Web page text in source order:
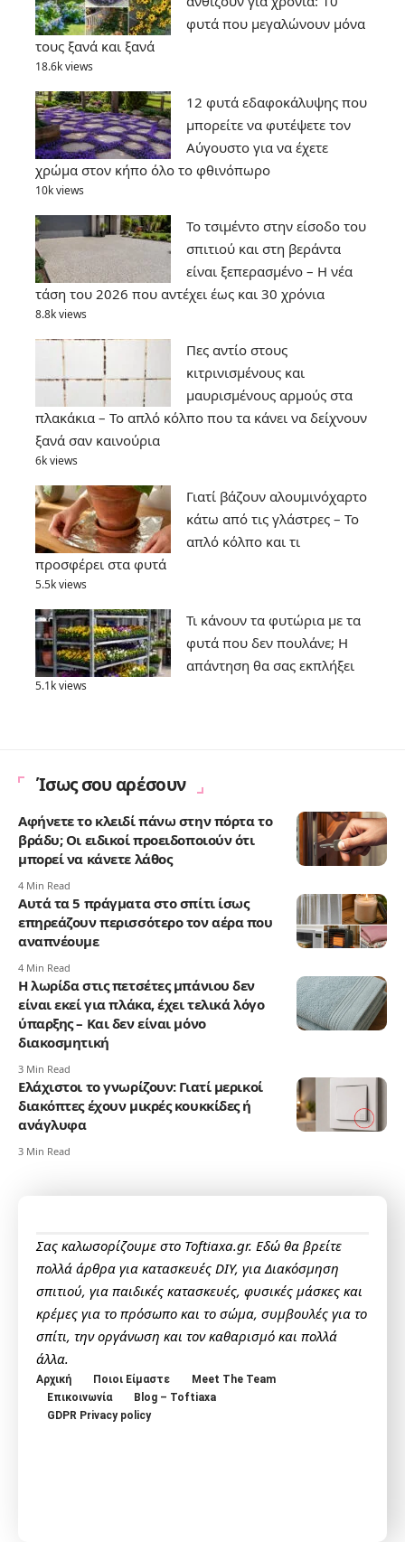
φυτά που μεγαλώνουν μόνα
τους ξανά και ξανά
18.6k views
12 φυτά εδαφοκάλυψης που
μπορείτε να φυτέψετε τον
Αύγουστο για να έχετε
χρώμα στον κήπο όλο το φθινόπωρο
10k views
Το τσιμέντο στην είσοδο του
σπιτιού και στη βεράντα
είναι ξεπερασμένο – Η νέα
τάση του 2026 που αντέχει έως και 30 χρόνια
8.8k views
Πες αντίο στους
κιτρινισμένους και
μαυρισμένους αρμούς στα
πλακάκια – Το απλό κόλπο που τα κάνει να δείχνουν
ξανά σαν καινούρια
6k views
Γιατί βάζουν αλουμινόχαρτο
κάτω από τις γλάστρες – Το
απλό κόλπο και τι
προσφέρει στα φυτά
5.5k views
Τι κάνουν τα φυτώρια με τα
φυτά που δεν πουλάνε; Η
απάντηση θα σας εκπλήξει
5.1k views
Ίσως σου αρέσουν
Αφήνετε το κλειδί πάνω στην πόρτα το
βράδυ; Οι ειδικοί προειδοποιούν ότι
μπορεί να κάνετε λάθος
4 Min Read
Αυτά τα 5 πράγματα στο σπίτι ίσως
επηρεάζουν περισσότερο τον αέρα που
αναπνέουμε
4 Min Read
Η λωρίδα στις πετσέτες μπάνιου δεν
είναι εκεί για πλάκα, έχει τελικά λόγο
ύπαρξης – Και δεν είναι μόνο
διακοσμητική
3 Min Read
Ελάχιστοι το γνωρίζουν: Γιατί μερικοί
διακόπτες έχουν μικρές κουκκίδες ή
ανάγλυφα
3 Min Read
Σας καλωσορίζουμε στο Toftiaxa.gr. Εδώ θα βρείτε
πολλά άρθρα για κατασκευές DIY, για Διακόσμηση
σπιτιού, για παιδικές κατασκευές, φυσικές μάσκες και
κρέμες για το πρόσωπο και το σώμα, συμβουλές για το
σπίτι, την οργάνωση και τον καθαρισμό και πολλά
άλλα.
Αρχική Ποιοι Είμαστε
Meet The Team
Επικοινωνία
Blog – Toftiaxa
GDPR Privacy policy